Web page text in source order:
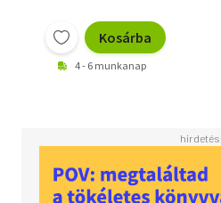
Kosárba
4 - 6 munkanap